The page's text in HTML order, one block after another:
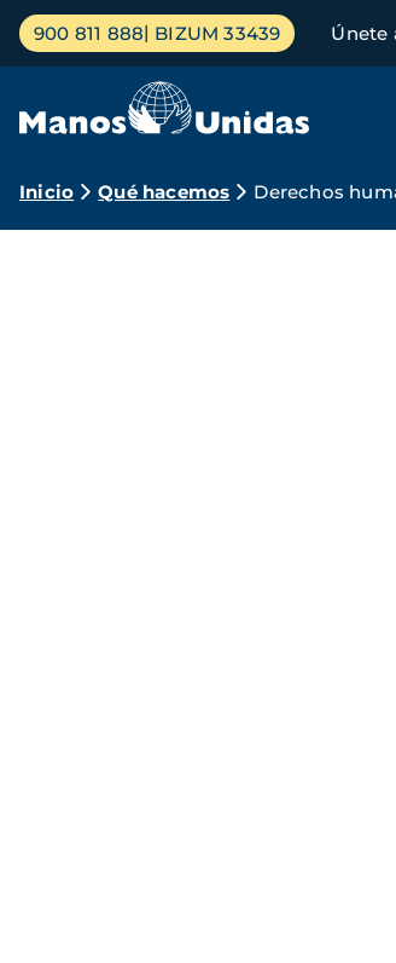
Pasar
contenido
Menú
principal
900 811 888 BIZUM 33439 Únete
Ruta
Inicio Qué hacemos Derechos